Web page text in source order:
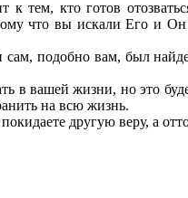
к тем, кто готов
что вы искали Его и
сам, подобно вам, был
в вашей жизни, но это
на всю жизнь.
другую веру, а